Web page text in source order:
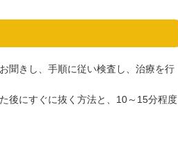
聞きし、手順に従い検査し、治療を行
後にすぐに抜く方法と、10～15分程度